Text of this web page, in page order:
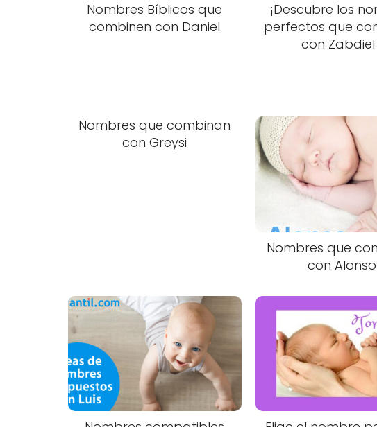
Nombres Bíblicos que
combinen con Daniel
¡Descubre los
perfectos que
con Zabdiel
Nombres que combinan
con Greysi
Nombres que
con Alonso